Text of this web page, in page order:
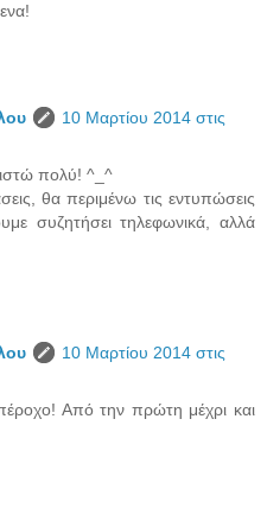
10 Μαρτίου 2014 στις
πολύ! ^_^
θα περιμένω τις εντυπώσεις
συζητήσει τηλεφωνικά, αλλά
10 Μαρτίου 2014 στις
Από την πρώτη μέχρι και